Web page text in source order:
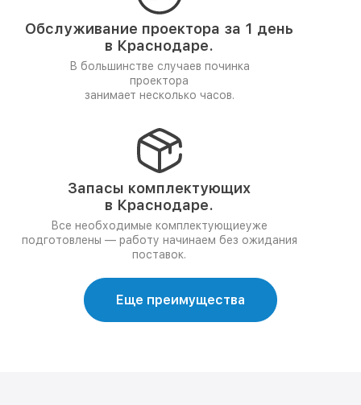
Обслуживание проектора за 1 день
в Краснодаре.
В большинстве случаев починка
проектора
занимает несколько часов.
Запасы комплектующих
в Краснодаре.
Все необходимые комплектующиеуже
подготовлены — работу начинаем без ожидания
поставок.
Еще преимущества